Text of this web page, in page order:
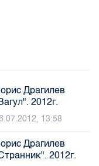
Драгилев
2012г.
13:58
Драгилев
2012г.